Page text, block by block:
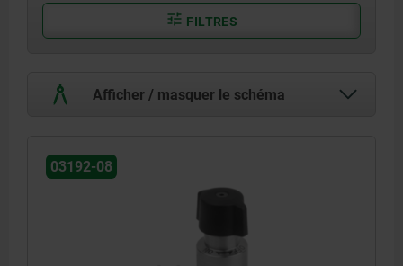
FILTRES
Afficher / masquer le schéma
03192-08